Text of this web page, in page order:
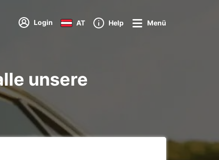
Login AT Help Menü
unsere